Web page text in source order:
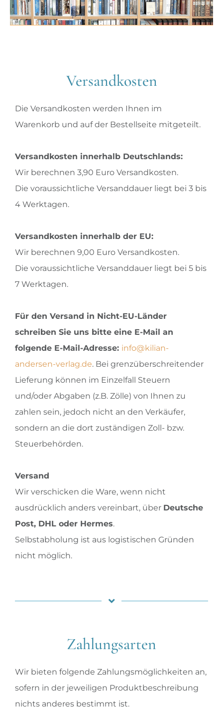
Versandkosten
Die Versandkosten werden Ihnen im
Warenkorb und auf der Bestellseite mitgeteilt.
Versandkosten innerhalb Deutschlands:
Wir berechnen 3,90 Euro Versandkosten.
Die voraussichtliche Versanddauer liegt bei 3 bis
4 Werktagen.
Versandkosten innerhalb der EU:
Wir berechnen 9,00 Euro Versandkosten.
Die voraussichtliche Versanddauer liegt bei 5 bis
7 Werktagen.
Für den Versand in Nicht-EU-Länder
schreiben Sie uns bitte eine E-Mail an
folgende E-Mail-Adresse: info@kilian-
andersen-verlag.de. Bei grenzüberschreitender
Lieferung können im Einzelfall Steuern
und/oder Abgaben (z.B. Zölle) von Ihnen zu
zahlen sein, jedoch nicht an den Verkäufer,
sondern an die dort zuständigen Zoll- bzw.
Steuerbehörden.
Versand
Wir verschicken die Ware, wenn nicht
ausdrücklich anders vereinbart, über Deutsche
Post, DHL oder Hermes.
Selbstabholung ist aus logistischen Gründen
nicht möglich.
Zahlungsarten
Wir bieten folgende Zahlungsmöglichkeiten an,
sofern in der jeweiligen Produktbeschreibung
nichts anderes bestimmt ist.